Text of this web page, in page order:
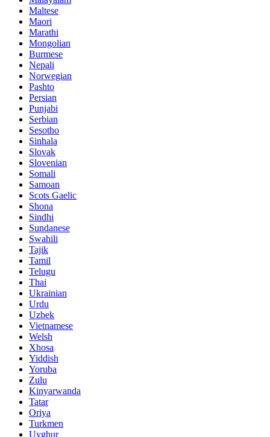
Maltese
Maori
Marathi
Mongolian
Burmese
Nepali
Norwegian
Pashto
Persian
Punjabi
Serbian
Sesotho
Sinhala
Slovak
Slovenian
Somali
Samoan
Scots Gaelic
Shona
Sindhi
Sundanese
Swahili
Tajik
Tamil
Telugu
Thai
Ukrainian
Urdu
Uzbek
Vietnamese
Welsh
Xhosa
Yiddish
Yoruba
Zulu
Kinyarwanda
Tatar
Oriya
Turkmen
Uyghur